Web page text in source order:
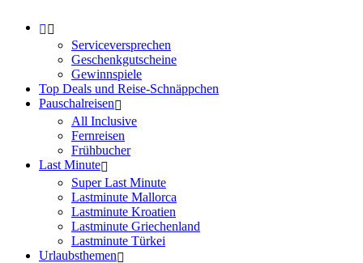
Serviceversprechen
Geschenkgutscheine
Gewinnspiele
Top Deals und Reise-Schnäppchen
Pauschalreisen
All Inclusive
Fernreisen
Frühbucher
Last Minute
Super Last Minute
Lastminute Mallorca
Lastminute Kroatien
Lastminute Griechenland
Lastminute Türkei
Urlaubsthemen